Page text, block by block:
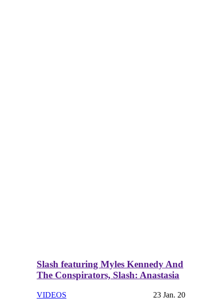
Slash featuring Myles Kennedy And
The Conspirators, Slash: Anastasia
VIDEOS 23 Jan. 20